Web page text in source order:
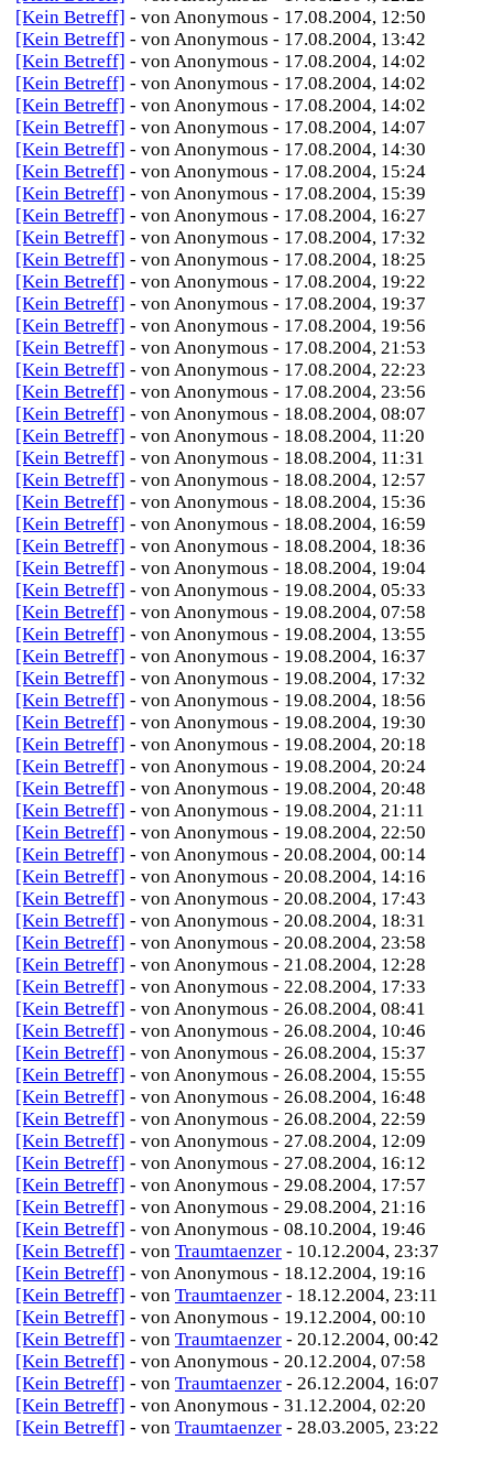
[Kein Betreff] - von Anonymous - 17.08.2004, 12:50
[Kein Betreff] - von Anonymous - 17.08.2004, 13:42
[Kein Betreff] - von Anonymous - 17.08.2004, 14:02
[Kein Betreff] - von Anonymous - 17.08.2004, 14:02
[Kein Betreff] - von Anonymous - 17.08.2004, 14:02
[Kein Betreff] - von Anonymous - 17.08.2004, 14:07
[Kein Betreff] - von Anonymous - 17.08.2004, 14:30
[Kein Betreff] - von Anonymous - 17.08.2004, 15:24
[Kein Betreff] - von Anonymous - 17.08.2004, 15:39
[Kein Betreff] - von Anonymous - 17.08.2004, 16:27
[Kein Betreff] - von Anonymous - 17.08.2004, 17:32
[Kein Betreff] - von Anonymous - 17.08.2004, 18:25
[Kein Betreff] - von Anonymous - 17.08.2004, 19:22
[Kein Betreff] - von Anonymous - 17.08.2004, 19:37
[Kein Betreff] - von Anonymous - 17.08.2004, 19:56
[Kein Betreff] - von Anonymous - 17.08.2004, 21:53
[Kein Betreff] - von Anonymous - 17.08.2004, 22:23
[Kein Betreff] - von Anonymous - 17.08.2004, 23:56
[Kein Betreff] - von Anonymous - 18.08.2004, 08:07
[Kein Betreff] - von Anonymous - 18.08.2004, 11:20
[Kein Betreff] - von Anonymous - 18.08.2004, 11:31
[Kein Betreff] - von Anonymous - 18.08.2004, 12:57
[Kein Betreff] - von Anonymous - 18.08.2004, 15:36
[Kein Betreff] - von Anonymous - 18.08.2004, 16:59
[Kein Betreff] - von Anonymous - 18.08.2004, 18:36
[Kein Betreff] - von Anonymous - 18.08.2004, 19:04
[Kein Betreff] - von Anonymous - 19.08.2004, 05:33
[Kein Betreff] - von Anonymous - 19.08.2004, 07:58
[Kein Betreff] - von Anonymous - 19.08.2004, 13:55
[Kein Betreff] - von Anonymous - 19.08.2004, 16:37
[Kein Betreff] - von Anonymous - 19.08.2004, 17:32
[Kein Betreff] - von Anonymous - 19.08.2004, 18:56
[Kein Betreff] - von Anonymous - 19.08.2004, 19:30
[Kein Betreff] - von Anonymous - 19.08.2004, 20:18
[Kein Betreff] - von Anonymous - 19.08.2004, 20:24
[Kein Betreff] - von Anonymous - 19.08.2004, 20:48
[Kein Betreff] - von Anonymous - 19.08.2004, 21:11
[Kein Betreff] - von Anonymous - 19.08.2004, 22:50
[Kein Betreff] - von Anonymous - 20.08.2004, 00:14
[Kein Betreff] - von Anonymous - 20.08.2004, 14:16
[Kein Betreff] - von Anonymous - 20.08.2004, 17:43
[Kein Betreff] - von Anonymous - 20.08.2004, 18:31
[Kein Betreff] - von Anonymous - 20.08.2004, 23:58
[Kein Betreff] - von Anonymous - 21.08.2004, 12:28
[Kein Betreff] - von Anonymous - 22.08.2004, 17:33
[Kein Betreff] - von Anonymous - 26.08.2004, 08:41
[Kein Betreff] - von Anonymous - 26.08.2004, 10:46
[Kein Betreff] - von Anonymous - 26.08.2004, 15:37
[Kein Betreff] - von Anonymous - 26.08.2004, 15:55
[Kein Betreff] - von Anonymous - 26.08.2004, 16:48
[Kein Betreff] - von Anonymous - 26.08.2004, 22:59
[Kein Betreff] - von Anonymous - 27.08.2004, 12:09
[Kein Betreff] - von Anonymous - 27.08.2004, 16:12
[Kein Betreff] - von Anonymous - 29.08.2004, 17:57
[Kein Betreff] - von Anonymous - 29.08.2004, 21:16
[Kein Betreff] - von Anonymous - 08.10.2004, 19:46
[Kein Betreff] - von Traumtaenzer - 10.12.2004, 23:37
[Kein Betreff] - von Anonymous - 18.12.2004, 19:16
[Kein Betreff] - von Traumtaenzer - 18.12.2004, 23:11
[Kein Betreff] - von Anonymous - 19.12.2004, 00:10
[Kein Betreff] - von Traumtaenzer - 20.12.2004, 00:42
[Kein Betreff] - von Anonymous - 20.12.2004, 07:58
[Kein Betreff] - von Traumtaenzer - 26.12.2004, 16:07
[Kein Betreff] - von Anonymous - 31.12.2004, 02:20
[Kein Betreff] - von Traumtaenzer - 28.03.2005, 23:22